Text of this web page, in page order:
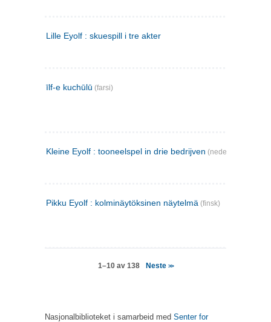
Lille Eyolf : skuespill i tre akter
īlf-e kuchūlū (farsi)
Kleine Eyolf : tooneelspel in drie bedrijven (nederlandsk)
Pikku Eyolf : kolminäytöksinen näytelmä (finsk)
1–10 av 138 Neste >>
Nasjonalbiblioteket i samarbeid med Senter for